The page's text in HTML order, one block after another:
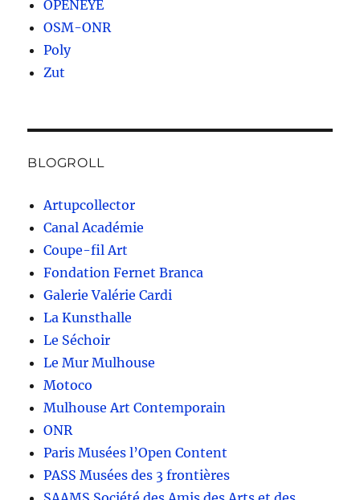
OPENEYE
OSM-ONR
Poly
Zut
BLOGROLL
Artupcollector
Canal Académie
Coupe-fil Art
Fondation Fernet Branca
Galerie Valérie Cardi
La Kunsthalle
Le Séchoir
Le Mur Mulhouse
Motoco
Mulhouse Art Contemporain
ONR
Paris Musées l’Open Content
PASS Musées des 3 frontières